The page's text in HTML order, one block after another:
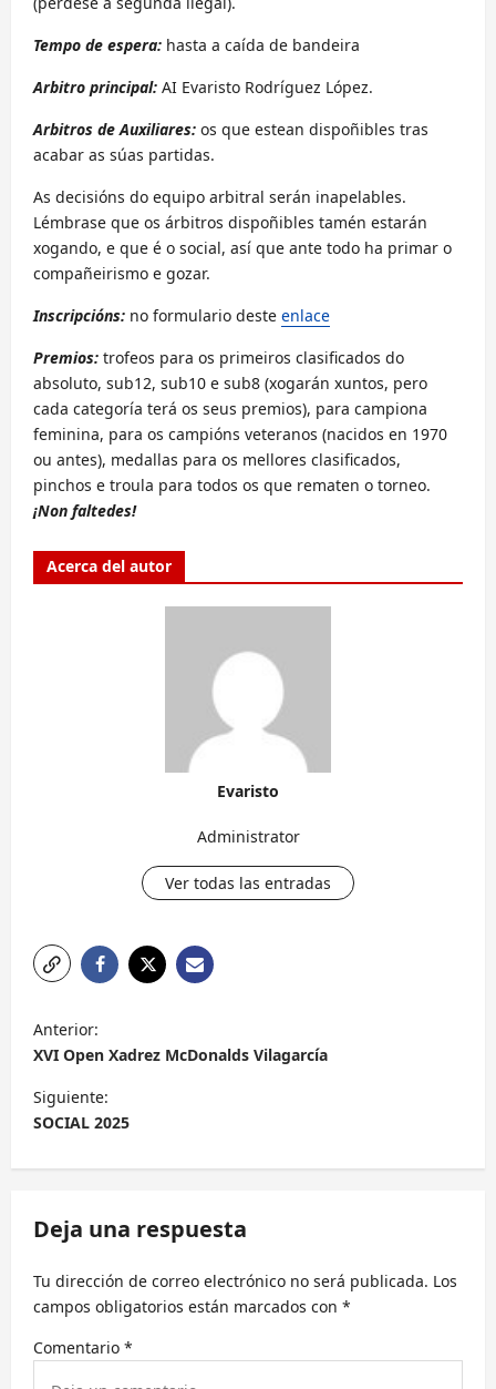
Tempo de espera: hasta a caída de bandeira
Arbitro principal: AI Evaristo Rodríguez López.
Arbitros de Auxiliares: os que estean dispoñibles tras
acabar as súas partidas.
As decisións do equipo arbitral serán inapelables.
Lémbrase que os árbitros dispoñibles tamén estarán
xogando, e que é o social, así que ante todo ha primar o
compañeirismo e gozar.
Inscripcións: no formulario deste enlace
Premios: trofeos para os primeiros clasificados do
absoluto, sub12, sub10 e sub8 (xogarán xuntos, pero
cada categoría terá os seus premios), para campiona
feminina, para os campións veteranos (nacidos en 1970
ou antes), medallas para os mellores clasificados,
pinchos e troula para todos os que rematen o torneo.
¡Non faltedes!
Acerca del autor
Evaristo
Administrator
Ver todas las entradas
a
v
e
c
ó
d
Anterior:
XVI Open Xadrez McDonalds Vilagarcía
Siguiente:
SOCIAL 2025
Deja una respuesta
Tu dirección de correo electrónico no será publicada. Los
campos obligatorios están marcados con *
Comentario *